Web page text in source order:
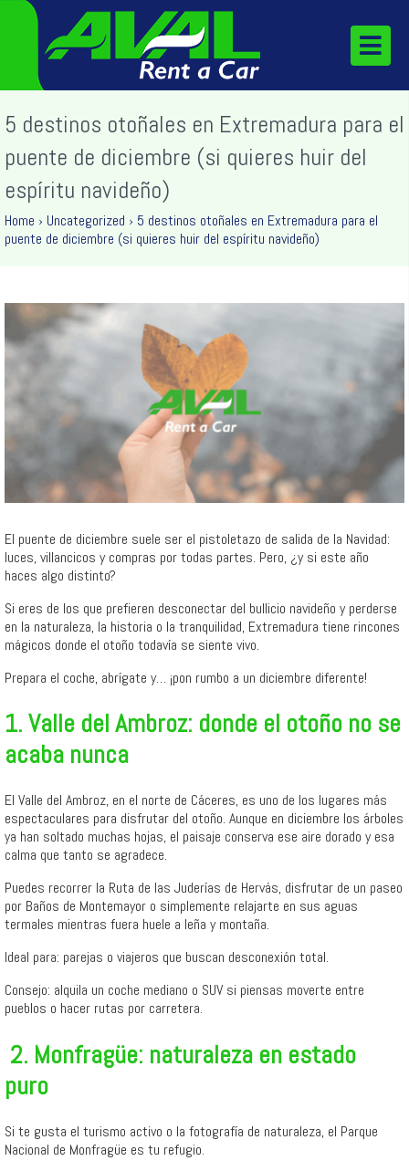
5 destinos otoñales en Extremadura para el
puente de diciembre (si quieres huir del
espíritu navideño)
Home › Uncategorized › 5 destinos otoñales en Extremadura para el
puente de diciembre (si quieres huir del espíritu navideño)
El puente de diciembre suele ser el pistoletazo de salida de la Navidad:
luces, villancicos y compras por todas partes. Pero, ¿y si este año
haces algo distinto?
Si eres de los que prefieren desconectar del bullicio navideño y perderse
en la naturaleza, la historia o la tranquilidad, Extremadura tiene rincones
mágicos donde el otoño todavía se siente vivo.
Prepara el coche, abrígate y… ¡pon rumbo a un diciembre diferente!
1. Valle del Ambroz: donde el otoño no se
acaba nunca
El Valle del Ambroz, en el norte de Cáceres, es uno de los lugares más
espectaculares para disfrutar del otoño. Aunque en diciembre los árboles
ya han soltado muchas hojas, el paisaje conserva ese aire dorado y esa
calma que tanto se agradece.
Puedes recorrer la Ruta de las Juderías de Hervás, disfrutar de un paseo
por Baños de Montemayor o simplemente relajarte en sus aguas
termales mientras fuera huele a leña y montaña.
Ideal para: parejas o viajeros que buscan desconexión total.
Consejo: alquila un coche mediano o SUV si piensas moverte entre
pueblos o hacer rutas por carretera.
️ 2. Monfragüe: naturaleza en estado
puro
Si te gusta el turismo activo o la fotografía de naturaleza, el Parque
Nacional de Monfragüe es tu refugio.